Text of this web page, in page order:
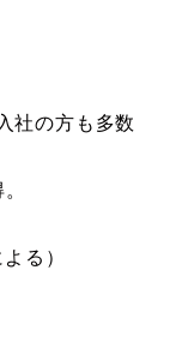
社の方も多数
る）